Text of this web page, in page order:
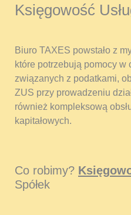
Księgowość
Biuro TAXES powstało z
które potrzebują pomocy w
związanych z podatkami,
ZUS przy prowadzeniu
również kompleksową
kapitałowych.
Co robimy?
Spółek